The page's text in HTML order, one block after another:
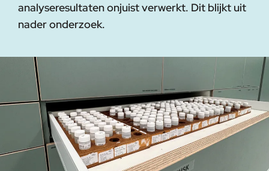
analyseresultaten onjuist verwerkt. Dit blijkt uit
nader onderzoek.